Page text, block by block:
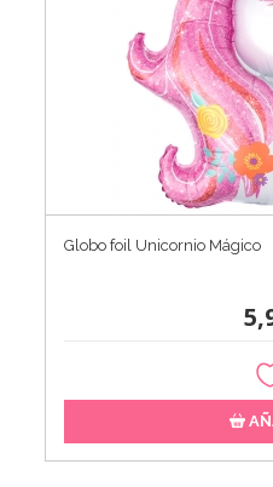
Globo foil Unicornio Mágico